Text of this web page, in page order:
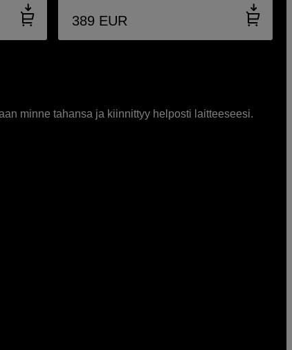
389 EUR
minne tahansa ja kiinnittyy helposti laitteeseesi.